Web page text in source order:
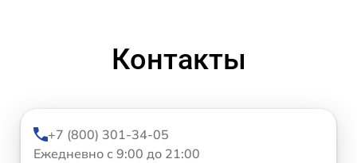
Контакты
+7 (800) 301-34-05
Ежедневно с 9:00 до 21:00